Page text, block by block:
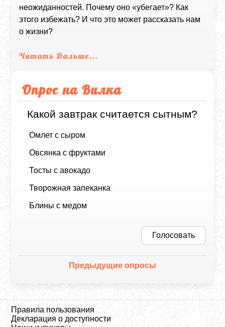
неожиданностей. Почему оно «убегает»? Как
этого избежать? И что это может рассказать нам
о жизни?
Читать Дальше...
Опрос на Вилка
Какой завтрак считается сытным?
Омлет с сыром
Овсянка с фруктами
Тосты с авокадо
Творожная запеканка
Блины с медом
Голосовать
Предыдущие опросы
Правила пользования
Декларация о доступности